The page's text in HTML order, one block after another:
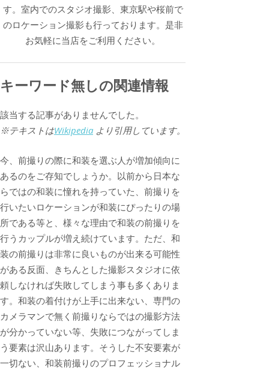
す。室内でのスタジオ撮影、東京駅や桜前で
のロケーション撮影も行っております。是非
お気軽に当店をご利用ください。
キーワード無しの関連情報
該当する記事がありませんでした。
※テキストはWikipedia より引用しています。
今、前撮りの際に和装を選ぶ人が増加傾向に
あるのをご存知でしょうか。以前から日本な
らではの和装に憧れを持っていた、前撮りを
行いたいロケーションが和装にぴったりの場
所である等と、様々な理由で和装の前撮りを
行うカップルが増え続けています。ただ、和
装の前撮りは非常に良いものが出来る可能性
がある反面、きちんとした撮影スタジオに依
頼しなければ失敗してしまう事も多くありま
す。和装の着付けが上手に出来ない、専門の
カメラマンで無く前撮りならではの撮影方法
が分かっていない等、失敗につながってしま
う要素は沢山あります。そうした不安要素が
一切ない、和装前撮りのプロフェッショナル